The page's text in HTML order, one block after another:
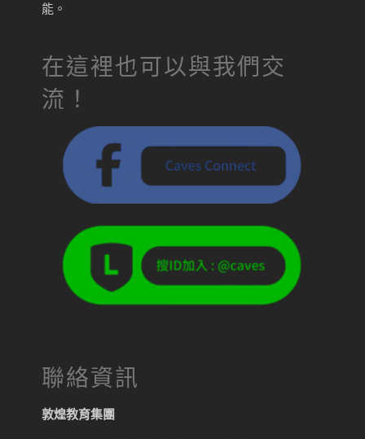
能。
在這裡也可以與我們交
流！
聯絡資訊
敦煌教育集團